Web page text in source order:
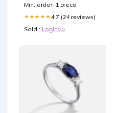
Min. order: 1 piece
★★★★★ 4.7 (24 reviews)
Sold : Login>>